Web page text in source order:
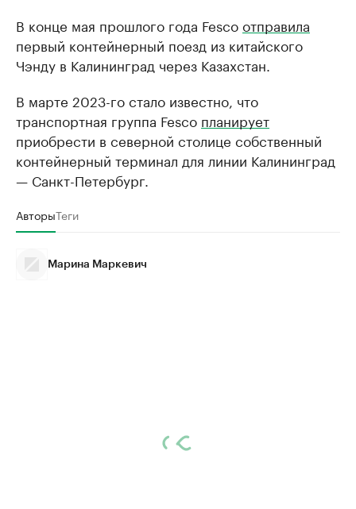
В конце мая прошлого года Fescoотправила
первый контейнерный поезд из китайского
Чэнду в Калининград через Казахстан.
В марте 2023-го стало известно, что
транспортная группа Fesco планирует
приобрести в северной столице собственный
контейнерный терминал для линии Калининград
— Санкт-Петербург.
АвторыТеги
Марина Маркевич